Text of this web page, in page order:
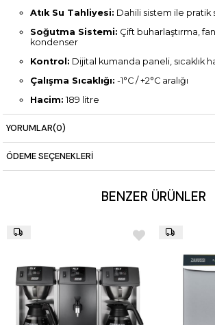
Atık Su Tahliyesi: Dahili sistem ile pratik
Soğutma Sistemi: Çift buharlaştırma,
kondenser
Kontrol: Dijital kumanda paneli, sıcaklık
Çalışma Sıcaklığı: -1°C / +2°C aralığı
Hacim: 189 litre
Boyutlar (GxDxY):
YORUMLAR(0)
ÖDEME SEÇENEKLERI
BENZER ÜRÜNLER